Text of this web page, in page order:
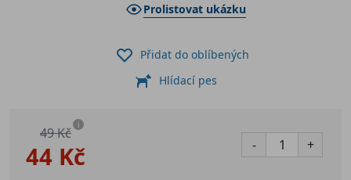
Prolistovat ukázku
44 Kč
49 Kč i
- +
Přidat do oblíbených
Hlídací pes